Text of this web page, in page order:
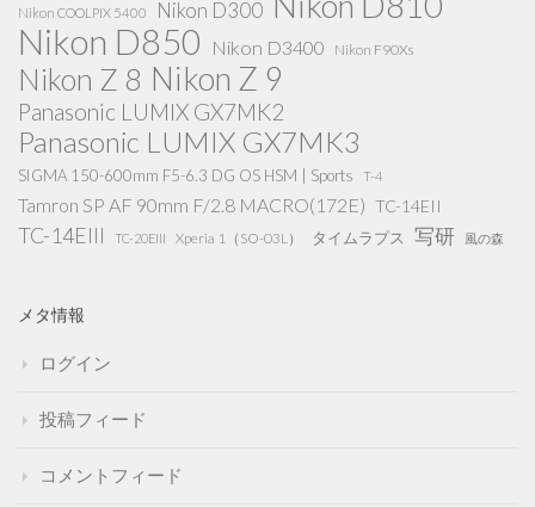
Nikon COOLPIX 5400 Nikon D300
Nikon D850 Nikon D3400 Nikon F90Xs
Nikon Z 8 Nikon Z 9
Panasonic LUMIX GX7MK2
Panasonic LUMIX GX7MK3
SIGMA 150-600mm F5-6.3 DG OS HSM | Sports T-4
Tamron SP AF 90mm F/2.8 MACRO(172E) TC-14EII
TC-14EIII TC-20EIII Xperia 1（SO-03L） タイムラプス 写研 風の森
メタ情報
ログイン
投稿フィード
コメントフィード